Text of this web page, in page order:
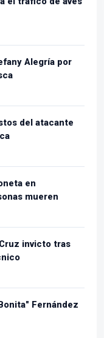
Alegría por
del atacante
en
mueren
invicto tras
Fernández